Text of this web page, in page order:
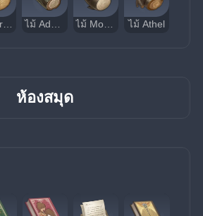
ไม้ Karmaphala ไม้ Adhigama ไม้ Mountain Date ไม้ Athel
ห้องสมุด